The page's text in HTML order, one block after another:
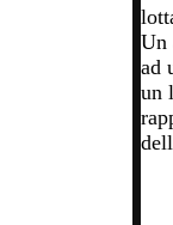
Un
ad
un